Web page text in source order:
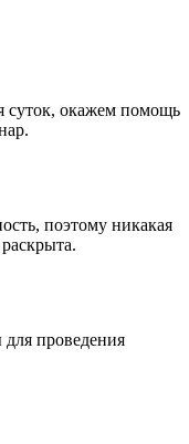
суток, окажем помощь
поэтому никакая
проведения